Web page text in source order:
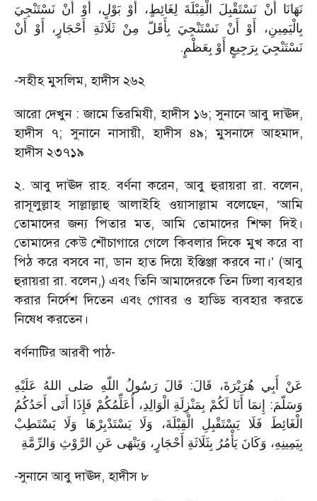
نَهَانَا أَنْ نَسْتَقْبِلَ الْقِبْلَةَ لِغَائِطٍ، أَوْ بَوْلٍ، أَوْ أَنْ نَسْتَنْجِيَ
بِالْيَمِينِ، أَوْ أَنْ نَسْتَنْجِيَ بِأَقَلّ مِنْ ثَلَاثَةِ أَحْجَارٍ، أَوْ أَنْ
نَسْتَنْجِيَ بِرَجِيعٍ أَوْ بِعَظْمٍ.
-সহীহ মুসলিম, হাদীস ২৬২
আরো দেখুন : জামে তিরমিযী, হাদীস ১৬; সুনানে আবু দাঊদ,
হাদীস ৭; সুনানে নাসায়ী, হাদীস ৪৯; মুসনাদে আহমাদ,
হাদীস ২৩৭১৯
২. আবু দাঊদ রাহ. বর্ণনা করেন, আবু হুরায়রা রা. বলেন,
রাসূলুল্লাহ সাল্লাল্লাহু আলাইহি ওয়াসাল্লাম বলেছেন, ‘আমি
তোমাদের জন্য পিতার মত, আমি তোমাদের শিক্ষা দিই।
তোমাদের কেউ শৌচাগারে গেলে কিবলার দিকে মুখ করে বা
পিঠ করে বসবে না, ডান হাত দিয়ে ইস্তিঞ্জা করবে না।’ (আবু
হুরায়রা রা. বলেন,) এবং তিনি আমাদেরকে তিন ঢিলা ব্যবহার
করার নির্দেশ দিতেন এবং গোবর ও হাড্ডি ব্যবহার করতে
নিষেধ করতেন।
বর্ণনাটির আরবী পাঠ-
عَنْ أَبِي هُرَيْرَةَ، قَالَ: قَالَ رَسُولُ اللّهِ صَلى اللهُ عَلَيْهِ
وَسَلّمَ: إِنمَا أَنَا لَكُمْ بِمَنْزِلَةِ الْوَالِدِ، أُعَلِّمُكُمْ فَإِذَا أَتَى أَحَدُكُمُ
الْغَائِطَ فَلَا يَسْتَقْبِلِ الْقِبْلَةَ، وَلَا يَسْتَدْبِرْهَا وَلَا يَسْتَطِبْ
بِيَمِينِهِ، وَكَانَ يَأْمُرُ بِثَلَاثَةِ أَحْجَارٍ، وَيَنْهَى عَنِ الرَّوْثِ وَالرِّمَّةِ
-সুনানে আবু দাঊদ, হাদীস ৮